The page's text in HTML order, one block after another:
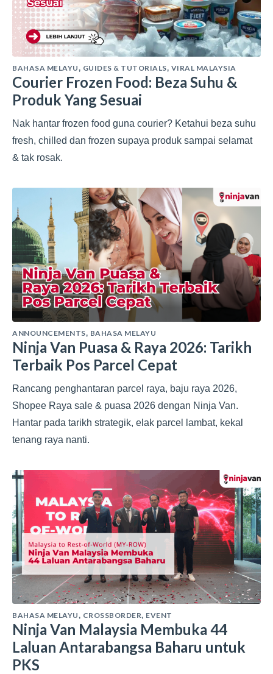
BAHASA MELAYU, GUIDES & TUTORIALS, VIRAL MALAYSIA
Courier Frozen Food: Beza Suhu &
Produk Yang Sesuai
Nak hantar frozen food guna courier? Ketahui beza suhu
fresh, chilled dan frozen supaya produk sampai selamat
& tak rosak.
ANNOUNCEMENTS, BAHASA MELAYU
Ninja Van Puasa & Raya 2026: Tarikh
Terbaik Pos Parcel Cepat
Rancang penghantaran parcel raya, baju raya 2026,
Shopee Raya sale & puasa 2026 dengan Ninja Van.
Hantar pada tarikh strategik, elak parcel lambat, kekal
tenang raya nanti.
BAHASA MELAYU, CROSSBORDER, EVENT
Ninja Van Malaysia Membuka 44
Laluan Antarabangsa Baharu untuk
PKS